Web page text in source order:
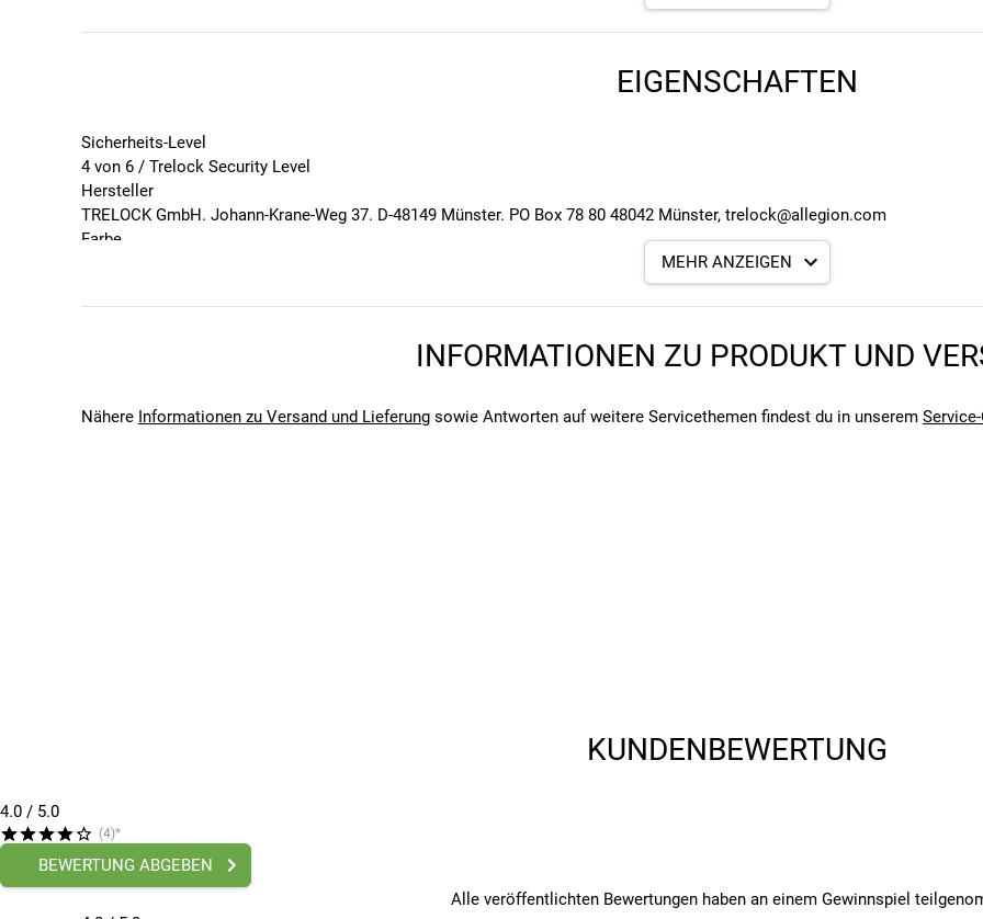
Staubschutz
Schließautomatik
Halter ZK 234
Sicherheitsstufe 4 von 6
EIGENSCHAFTEN
Sicherheits-Level
4 von 6 / Trelock Security Level
Hersteller
TRELOCK GmbH. Johann-Krane-Weg 37. D-48149 Münster. PO Box 78 80 48042 Münster, trelock@allegion.com
Farbe
Unisex
2026
Bitte beachte, dass es zu Abweichungen zwischen den angegebenen- und den verbauten Komponenten bei Fahrrädern
MEHR ANZEIGEN
INFORMATIONEN ZU PRODUKT UND
Nähere Informationen zu Versand und Lieferungsowie Antworten auf weitere Servicethemen findest du in unserem
KUNDENBEWERTUNG
4.0 / 5.0
(4)*
BEWERTUNG ABGEBEN
Alle veröffentlichten Bewertungen haben an einem Gewinnspiel